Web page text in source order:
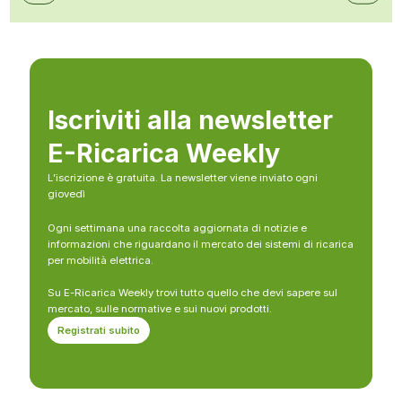
Iscriviti alla newsletter
E-Ricarica Weekly
L’iscrizione è gratuita. La newsletter viene inviato ogni
giovedì
Ogni settimana una raccolta aggiornata di notizie e
informazioni che riguardano il mercato dei sistemi di ricarica
per mobilità elettrica.
Su E-Ricarica Weekly trovi tutto quello che devi sapere sul
mercato, sulle normative e sui nuovi prodotti.
Registrati subito